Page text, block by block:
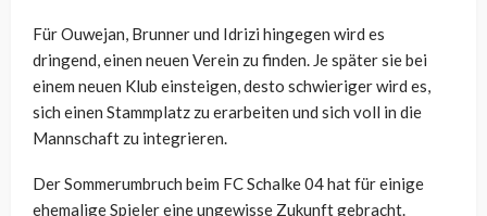
Für Ouwejan, Brunner und Idrizi hingegen wird es
dringend, einen neuen Verein zu finden. Je später sie bei
einem neuen Klub einsteigen, desto schwieriger wird es,
sich einen Stammplatz zu erarbeiten und sich voll in die
Mannschaft zu integrieren.
Der Sommerumbruch beim FC Schalke 04 hat für einige
ehemalige Spieler eine ungewisse Zukunft gebracht.